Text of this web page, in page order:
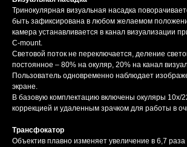
Тринокулярная визуальная насадка
быть зафиксирована в любом желаемом
камера устанавливается в канал визуализации
C-mount.
Световой поток не переключается, деление
постоянное – 80% на окуляр, 20% на канал
Пользователь одновременно наблюдает
экране.
В базовую комплектацию включены окуляры 10х/
коррекцией и удаленным зрачком для работы в
Трансфокатор
Объектив плавно изменяет увеличение в 6,7